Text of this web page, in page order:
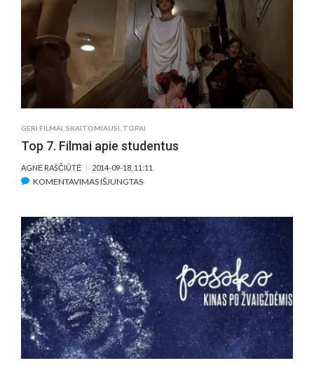
GERI FILMAI SKAITOMIAUSI TOPAI
Top 7. Filmai apie studentus
AGNĖ RAŠČIŪTĖ 2014-09-18, 11:11
KOMENTAVIMAS IŠJUNGTASĮRAŠE
FILMAI
APIE
STUDENTUS